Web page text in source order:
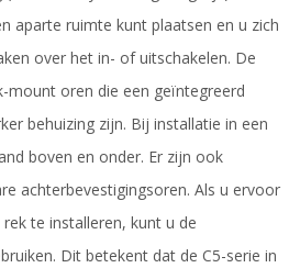
aparte ruimte kunt plaatsen en u zich
over het in- of uitschakelen. De
mount oren die een geïntegreerd
behuizing zijn. Bij installatie in een
boven en onder. Er zijn ook
achterbevestigingsoren. Als u ervoor
te installeren, kunt u de
Dit betekent dat de C5-serie in